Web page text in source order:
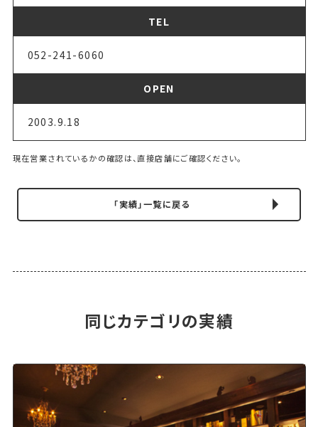
TEL
052-241-6060
OPEN
2003.9.18
現在営業されているかの確認は、直接店舗にご確認ください。
「実績」一覧に戻る
同じカテゴリの実績